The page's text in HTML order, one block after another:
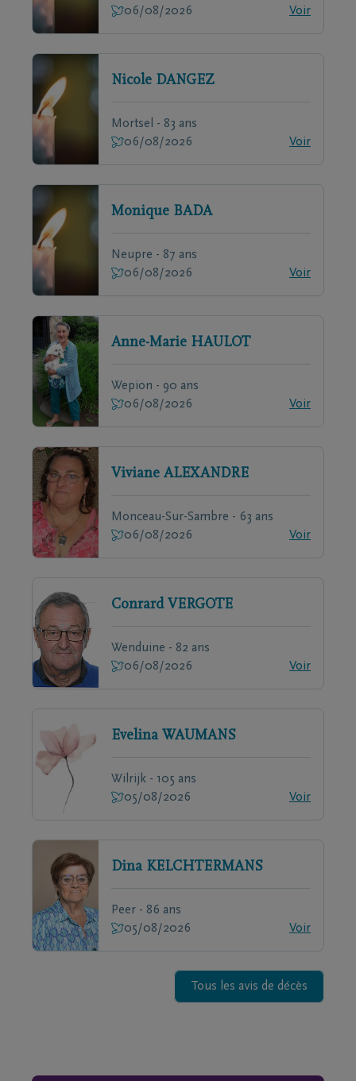
06/08/2026
Voir
Nicole DANGEZ
Mortsel - 83 ans
06/08/2026
Voir
Monique BADA
Neupre - 87 ans
06/08/2026
Voir
Anne-Marie HAULOT
Wepion - 90 ans
06/08/2026
Voir
Viviane ALEXANDRE
Monceau-Sur-Sambre - 63 ans
06/08/2026
Voir
Conrard VERGOTE
Wenduine - 82 ans
06/08/2026
Voir
Evelina WAUMANS
Wilrijk - 105 ans
05/08/2026
Voir
Dina KELCHTERMANS
Peer - 86 ans
05/08/2026
Voir
Tous les avis de décès